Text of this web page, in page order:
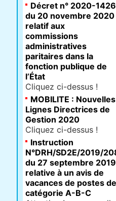
Décret n° 2020-1426
du 20 novembre 2020
relatif aux
commissions
administratives
paritaires dans la
fonction publique de
l’État
Cliquez ci-dessus !
MOBILITE : Nouvelles
Lignes Directrices de
Gestion 2020
Cliquez ci-dessus !
Instruction
N°DRH/SD2E/2019/
du 27 septembre 2019
relative à un avis de
vacances de postes de
catégorie A-B-C